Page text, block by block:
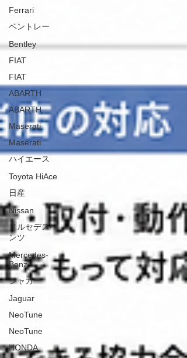
Ferrari
ベントレー
Bentley
FIAT
FIAT
ABARTH
ABARTH
Maserati
Maserati
ハイエース
Toyota HiAce
日産
Nissan
メルセデスベ
ンツ
Mercedes-
Benz
ジャガー
Jaguar
NeoTune
NeoTune
HONDA